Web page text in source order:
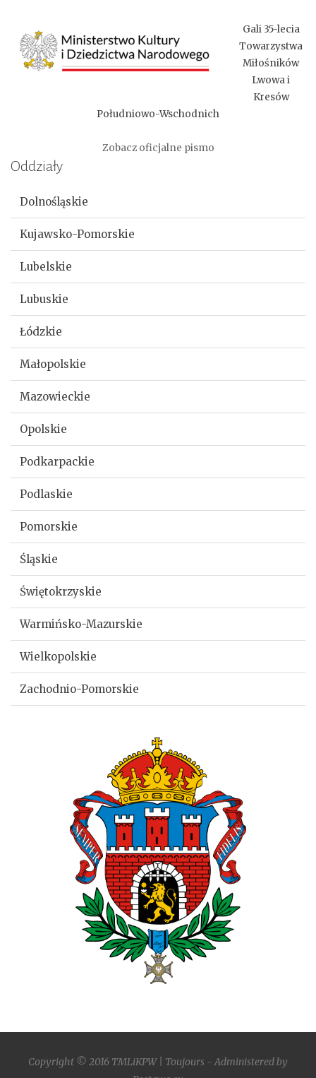
Gali 35-lecia
Towarzystwa
Miłośników
Lwowa i
Kresów
Południowo-Wschodnich
Zobacz oficjalne pismo
Oddziały
Dolnośląskie
Kujawsko-Pomorskie
Lubelskie
Lubuskie
Łódzkie
Małopolskie
Mazowieckie
Opolskie
Podkarpackie
Podlaskie
Pomorskie
Śląskie
Świętokrzyskie
Warmińsko-Mazurskie
Wielkopolskie
Zachodnio-Pomorskie
Copyright © 2016 TMLiKPW| Toujours - Administered by